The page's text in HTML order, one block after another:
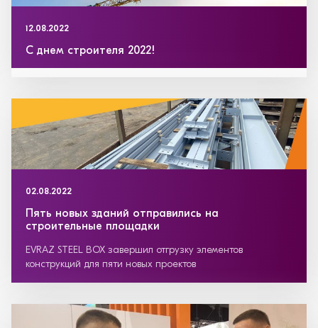
12.08.2022
С днем строителя 2022!
02.08.2022
Пять новых зданий отправились на
строительные площадки
EVRAZ STEEL BOX завершил отгрузку элементов
конструкций для пяти новых проектов